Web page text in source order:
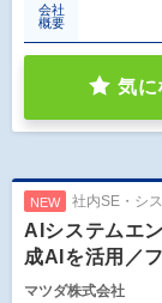
会社
概要
気に
NEW 社内SE・シ
AIシステムエ
成AIを活用／
マツダ株式会社